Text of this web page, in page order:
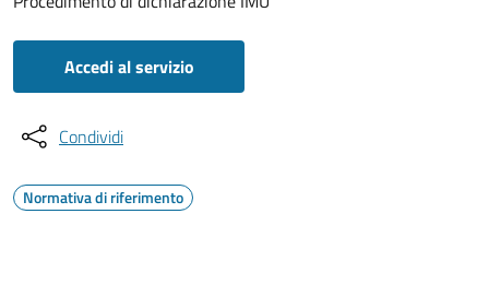
Accedi al servizio
Condividi
Normativa di riferimento